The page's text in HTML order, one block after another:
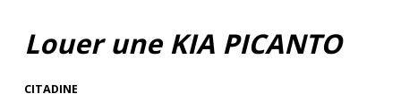
Louer une KIA PICANTO
CITADINE